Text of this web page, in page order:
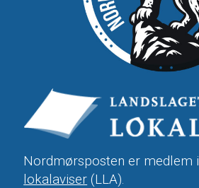
Nordmørsposten er medlem i
lokalaviser (LLA).